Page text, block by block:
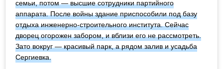
семьи, потом — высшие сотрудники партийного
аппарата. После войны здание приспособили под базу
отдыха инженерно-строительного института. Сейчас
дворец огорожен забором, и вблизи его не рассмотреть.
Зато вокруг — красивый парк, а рядом залив и усадьба
Сергиевка.